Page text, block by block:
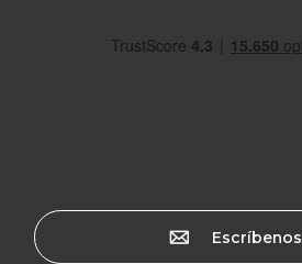
Escríbenos